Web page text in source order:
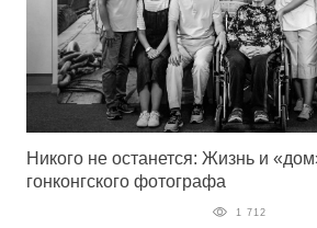
Никого не останется: Жизнь и
гонконгского фотографа
1 712